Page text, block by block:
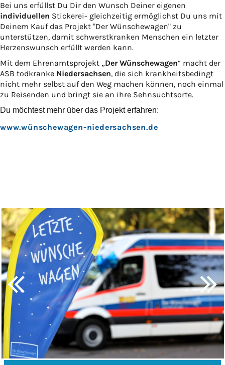
Bei uns erfüllst Du Dir den Wunsch Deiner eigenen
individuellen Stickerei- gleichzeitig ermöglichst Du uns mit
Deinem Kauf das Projekt "Der Wünschewagen" zu
unterstützen, damit schwerstkranken Menschen ein letzter
Herzenswunsch erfüllt werden kann.
Mit dem Ehrenamtsprojekt „Der Wünschewagen“ macht der
ASB todkranke Niedersachsen, die sich krankheitsbedingt
nicht mehr selbst auf den Weg machen können, noch einmal
zu Reisenden und bringt sie an ihre Sehnsuchtsorte.
Du möchtest mehr über das Projekt erfahren:
www.wünschewagen-niedersachsen.de